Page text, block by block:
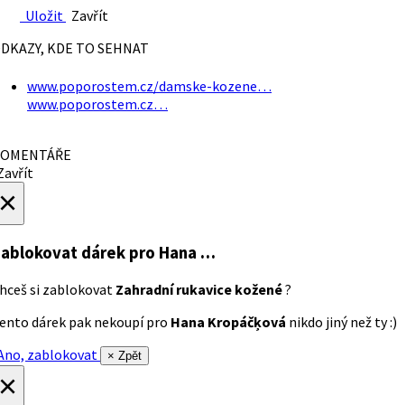
Uložit Zavřít
KDE TO SEHNAT
www.poporostem.cz/damske-kozene…
www.poporostem.cz…
dárek pro Hana …
si zablokovat Zahradní rukavice kožené?
dárek pak nekoupí pro Hana Kropáčķová nikdo jiný než ty :)
zablokovat
× Zpět